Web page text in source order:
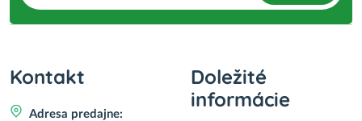
Kontakt
Adresa predajne:
Doležité
informácie